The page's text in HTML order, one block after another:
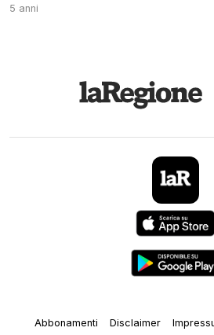
5 anni
Abbonamenti Disclaimer